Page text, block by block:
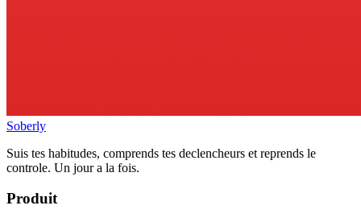
Soberly
Suis tes habitudes, comprends tes declencheurs et reprends le
controle. Un jour a la fois.
Produit